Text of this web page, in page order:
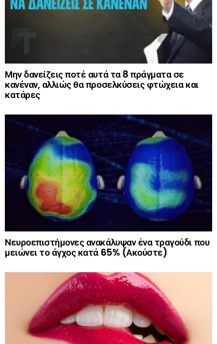
Μην δανείζεις ποτέ αυτά τα 8 πράγματα σε
κανέναν, αλλιώς θα προσελκύσεις φτώχεια και
κατάρες
Νευροεπιστήμονες ανακάλυψαν ένα τραγούδι που
μειώνει το άγχος κατά 65% (Ακούστε)